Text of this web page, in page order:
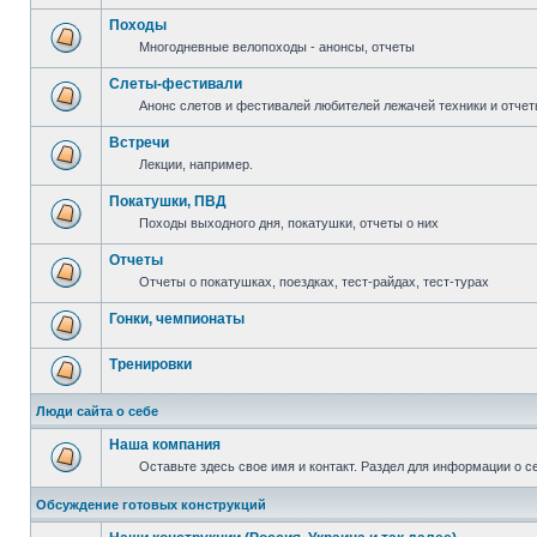
Походы
Многодневные велопоходы - анонсы, отчеты
Слеты-фестивали
Анонс слетов и фестивалей любителей лежачей техники и
Встречи
Лекции, например.
Покатушки, ПВД
Походы выходного дня, покатушки, отчеты о них
Отчеты
Отчеты о покатушках, поездках, тест-райдах, тест-турах
Гонки, чемпионаты
Тренировки
Люди сайта о себе
Наша компания
Оставьте здесь свое имя и контакт. Раздел для информации о
Обсуждение готовых конструкций